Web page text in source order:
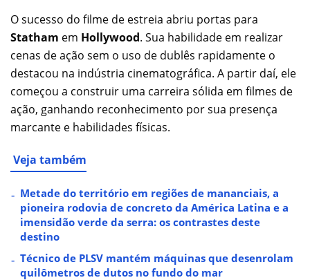
O sucesso do filme de estreia abriu portas para
Statham em Hollywood. Sua habilidade em realizar
cenas de ação sem o uso de dublês rapidamente o
destacou na indústria cinematográfica. A partir daí, ele
começou a construir uma carreira sólida em filmes de
ação, ganhando reconhecimento por sua presença
marcante e habilidades físicas.
Veja também
Metade do território em regiões de mananciais, a
pioneira rodovia de concreto da América Latina e a
imensidão verde da serra: os contrastes deste
destino
Técnico de PLSV mantém máquinas que desenrolam
quilômetros de dutos no fundo do mar